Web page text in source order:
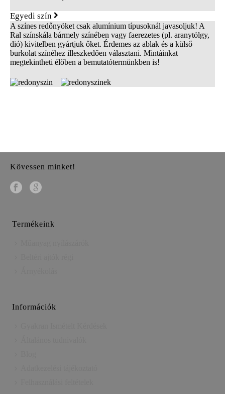
Egyedi szín
A színes redőnyöket csak alumínium típusoknál javasoljuk! A
Ral színskála bármely színében vagy faerezetes (pl. aranytölgy,
dió) kivitelben gyártjuk őket. Érdemes az ablak és a külső
burkolat színéhez illeszkedően választani. Mintáinkat
megtekintheti élőben a bemutatótermünkben is!
Kövessen minket!
Termékeink
Információk